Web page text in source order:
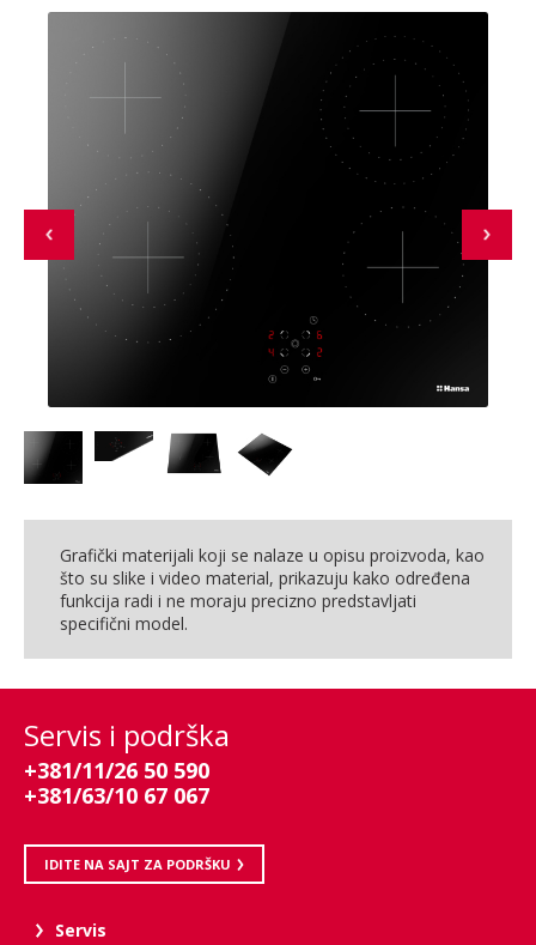
Grafički materijali koji se nalaze u opisu proizvoda, kao
što su slike i video material, prikazuju kako određena
funkcija radi i ne moraju precizno predstavljati
specifični model.
Servis i podrška
+381/11/26 50 590
+381/63/10 67 067
IDITE NA SAJT ZA PODRŠKU
Servis